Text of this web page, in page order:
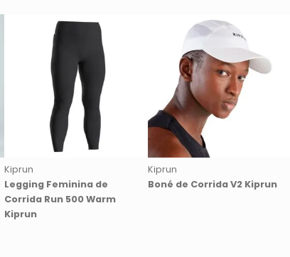
Kiprun
Legging Feminina de
Corrida Run 500 Warm
Kiprun
Kiprun
Boné de Corrida V2 Kiprun